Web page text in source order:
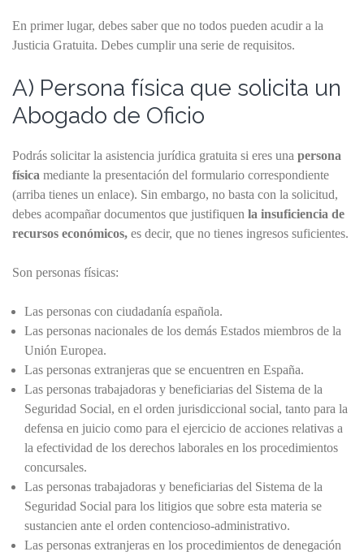
En primer lugar, debes saber que no todos pueden acudir a la
Justicia Gratuita. Debes cumplir una serie de requisitos.
A) Persona física que solicita un
Abogado de Oficio
Podrás solicitar la asistencia jurídica gratuita si eres una persona
física mediante la presentación del formulario correspondiente
(arriba tienes un enlace). Sin embargo, no basta con la solicitud,
debes acompañar documentos que justifiquen la insuficiencia de
recursos económicos, es decir, que no tienes ingresos suficientes.
Son personas físicas:
Las personas con ciudadanía española.
Las personas nacionales de los demás Estados miembros de la
Unión Europea.
Las personas extranjeras que se encuentren en España.
Las personas trabajadoras y beneficiarias del Sistema de la
Seguridad Social, en el orden jurisdiccional social, tanto para la
defensa en juicio como para el ejercicio de acciones relativas a
la efectividad de los derechos laborales en los procedimientos
concursales.
Las personas trabajadoras y beneficiarias del Sistema de la
Seguridad Social para los litigios que sobre esta materia se
sustancien ante el orden contencioso-administrativo.
Las personas extranjeras en los procedimientos de denegación